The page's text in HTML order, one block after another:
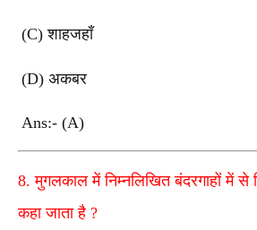
(C)शाहजहाँ
(D) अकबर
Ans:- (A)
8.मुगलकाल में निम्नलिखित बंदरगाहों में से
कहा जाता है ?